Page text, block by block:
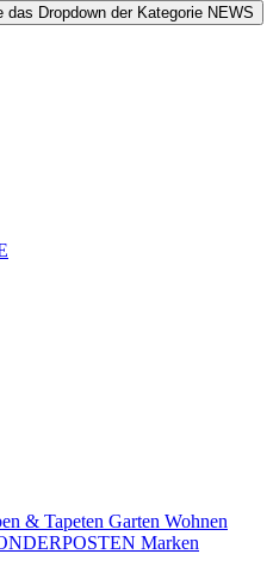
Dropdown der Kategorie NEWS
& Tapeten Garten Wohnen
Marken